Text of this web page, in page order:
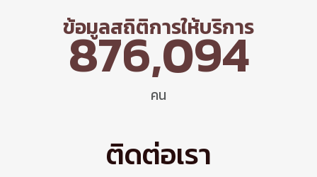
ข้อมูลสถิติการให้บริการ
คน
876,094
ติดต่อเรา